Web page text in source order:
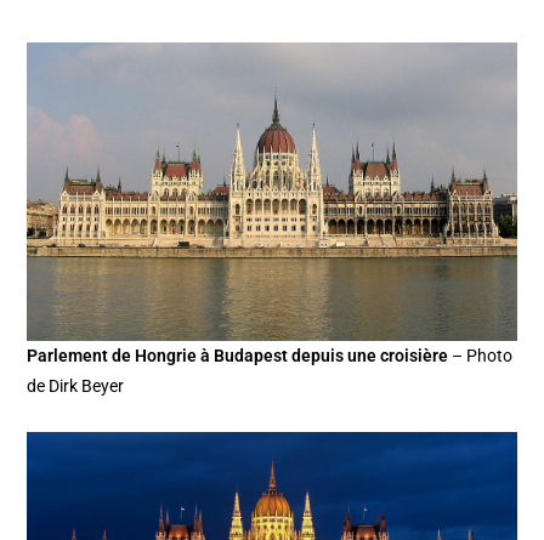
Parlement de Hongrie à Budapest depuis une croisière – Photo
de Dirk Beyer